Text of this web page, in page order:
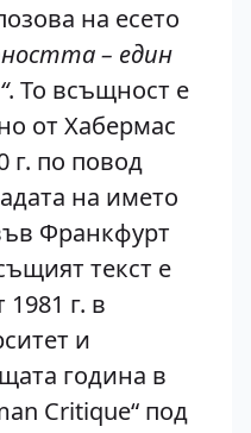
на есето
– един
. То всъщност е
от Хабермас
г. по повод
на името
Франкфурт
текст е
г. в
и
година в
Critique“ под